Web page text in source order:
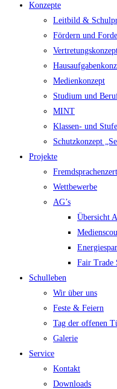
Konzepte
Leitbild &
Fördern und
Medienkonzept
Studium und
MINT
Klassen- und
Schutzkonzept
Projekte
Wettbewerbe
AG’s
Übersicht
Fair Trade
Schulleben
Wir über uns
Feste & Feiern
Tag der offenen
Galerie
Service
Kontakt
Downloads